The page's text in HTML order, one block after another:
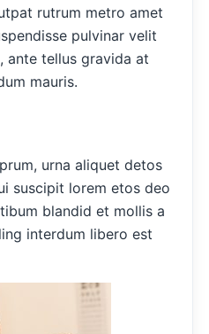
rutrum metro amet
pulvinar velit
ante tellus gravida at
mauris.
urna aliquet detos
suscipit lorem etos deo
blandid et mollis a
interdum libero est